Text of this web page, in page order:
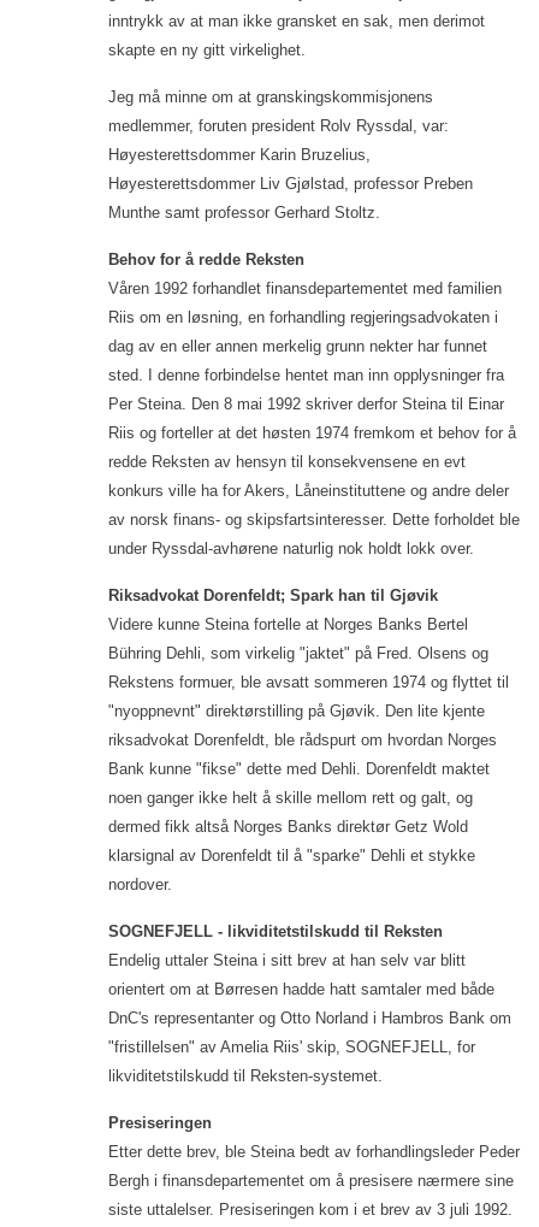
inntrykk av at man ikke gransket en sak, men derimot
skapte en ny gitt virkelighet.
Jeg må minne om at granskingskommisjonens
medlemmer, foruten president Rolv Ryssdal, var:
Høyesterettsdommer Karin Bruzelius,
Høyesterettsdommer Liv Gjølstad, professor Preben
Munthe samt professor Gerhard Stoltz.
Behov for å redde Reksten
Våren 1992 forhandlet finansdepartementet med familien
Riis om en løsning, en forhandling regjeringsadvokaten i
dag av en eller annen merkelig grunn nekter har funnet
sted. I denne forbindelse hentet man inn opplysninger fra
Per Steina. Den 8 mai 1992 skriver derfor Steina til Einar
Riis og forteller at det høsten 1974 fremkom et behov for å
redde Reksten av hensyn til konsekvensene en evt
konkurs ville ha for Akers, Låneinstituttene og andre deler
av norsk finans- og skipsfartsinteresser. Dette forholdet ble
under Ryssdal-avhørene naturlig nok holdt lokk over.
Riksadvokat Dorenfeldt; Spark han til Gjøvik
Videre kunne Steina fortelle at Norges Banks Bertel
Bühring Dehli, som virkelig "jaktet" på Fred. Olsens og
Rekstens formuer, ble avsatt sommeren 1974 og flyttet til
"nyoppnevnt" direktørstilling på Gjøvik. Den lite kjente
riksadvokat Dorenfeldt, ble rådspurt om hvordan Norges
Bank kunne "fikse" dette med Dehli. Dorenfeldt maktet
noen ganger ikke helt å skille mellom rett og galt, og
dermed fikk altså Norges Banks direktør Getz Wold
klarsignal av Dorenfeldt til å "sparke" Dehli et stykke
nordover.
SOGNEFJELL - likviditetstilskudd til Reksten
Endelig uttaler Steina i sitt brev at han selv var blitt
orientert om at Børresen hadde hatt samtaler med både
DnC's representanter og Otto Norland i Hambros Bank om
"fristillelsen" av Amelia Riis' skip, SOGNEFJELL, for
likviditetstilskudd til Reksten-systemet.
Presiseringen
Etter dette brev, ble Steina bedt av forhandlingsleder Peder
Bergh i finansdepartementet om å presisere nærmere sine
siste uttalelser. Presiseringen kom i et brev av 3 juli 1992.